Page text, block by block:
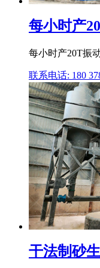
每小时产
每小时产20T振
联系电话: 180
干法制砂